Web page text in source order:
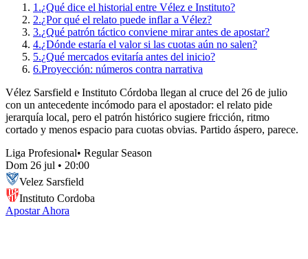
1.¿Qué dice el historial entre Vélez e Instituto?
2.¿Por qué el relato puede inflar a Vélez?
3.¿Qué patrón táctico conviene mirar antes de apostar?
4.¿Dónde estaría el valor si las cuotas aún no salen?
5.¿Qué mercados evitaría antes del inicio?
6.Proyección: números contra narrativa
Vélez Sarsfield e Instituto Córdoba llegan al cruce del 26 de julio
con un antecedente incómodo para el apostador: el relato pide
jerarquía local, pero el patrón histórico sugiere fricción, ritmo
cortado y menos espacio para cuotas obvias. Partido áspero, parece.
Liga Profesional• Regular Season
Dom 26 jul • 20:00
Velez Sarsfield
Instituto Cordoba
Apostar Ahora